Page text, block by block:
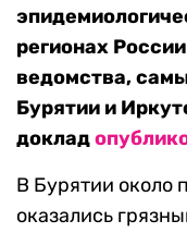
регионах
ведомства,
Бурятии и
доклад
В Бурятии около
оказались